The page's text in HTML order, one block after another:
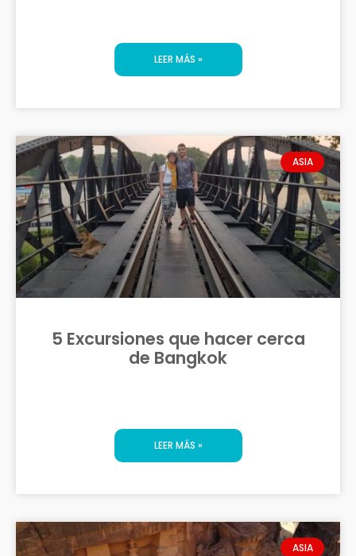
LEER MÁS »
ASIA
5 Excursiones que hacer cerca
de Bangkok
LEER MÁS »
ASIA